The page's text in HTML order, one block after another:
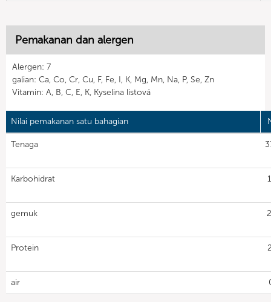
Pemakanan dan alergen
Alergen: 7
galian: Ca, Co, Cr, Cu, F, Fe, I, K, Mg, Mn, Na, P, Se, Zn
Vitamin: A, B, C, E, K, Kyselina listová
Nilai pemakanan satu bahagian
Tenaga
Karbohidrat
gemuk
Protein
air